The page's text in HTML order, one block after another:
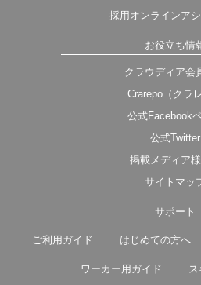
採用オンラインア
お役立ち情
クラウディア会
Crarepo（クラレ
公式Facebook
公式Twitter
掲載メディア
サイトマッ
サポート
ご利用ガイド はじめての方へ
ワーカー用ガイド ス